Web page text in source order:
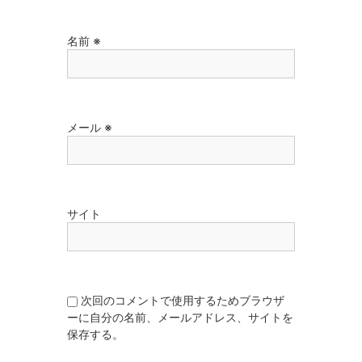
名前 ※
メール ※
サイト
次回のコメントで使用するためブラウザ
ーに自分の名前、メールアドレス、サイトを
保存する。